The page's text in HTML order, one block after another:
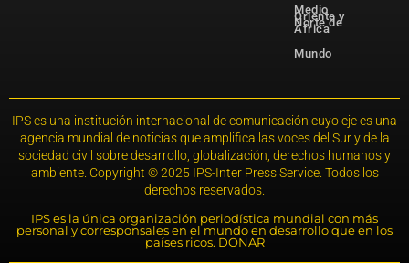
Medio
Oriente y
Norte de
África
Mundo
IPS es una institución internacional de comunicación cuyo eje es una
agencia mundial de noticias que amplifica las voces del Sur y de la
sociedad civil sobre desarrollo, globalización, derechos humanos y
ambiente. Copyright © 2025 IPS-Inter Press Service. Todos los
derechos reservados.
IPS es la única organización periodística mundial con más
personal y corresponsales en el mundo en desarrollo que en los
países ricos. DONAR